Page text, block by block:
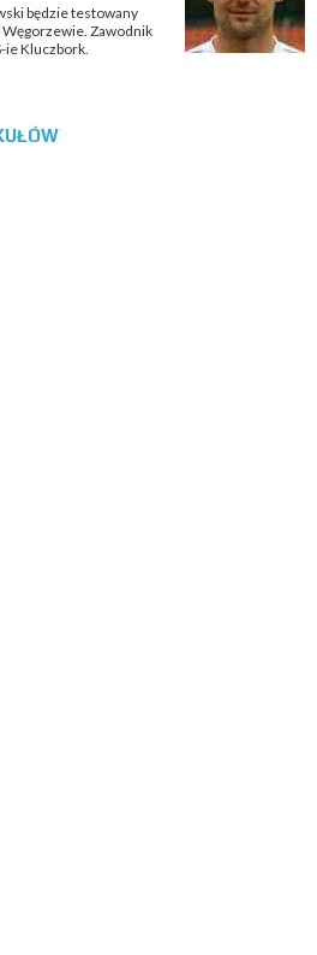
będzie testowany
Zawodnik
ie Kluczbork.